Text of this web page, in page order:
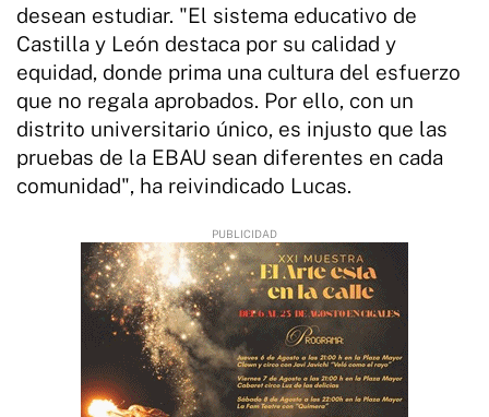
desean estudiar. "El sistema educativo de
Castilla y León destaca por su calidad y
equidad, donde prima una cultura del esfuerzo
que no regala aprobados. Por ello, con un
distrito universitario único, es injusto que las
pruebas de la EBAU sean diferentes en cada
comunidad", ha reivindicado Lucas.